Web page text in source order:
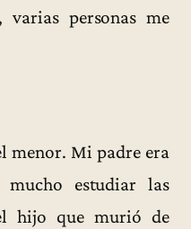
varias personas me
menor. Mi padre era
mucho estudiar las
hijo que murió de